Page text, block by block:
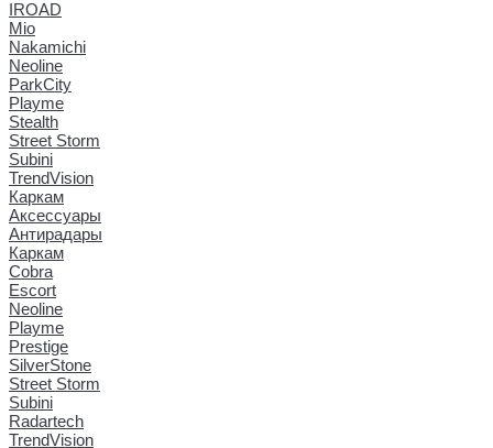
IROAD
Mio
Nakamichi
Neoline
ParkCity
Playme
Stealth
Street Storm
Subini
TrendVision
Каркам
Аксессуары
Антирадары
Каркам
Cobra
Escort
Neoline
Playme
Prestige
SilverStone
Street Storm
Subini
Radartech
TrendVision